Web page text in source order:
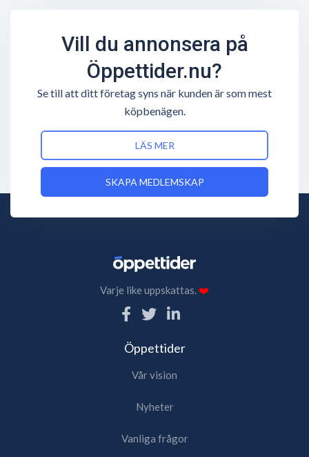
Vill du annonsera på
Öppettider.nu?
Se till att ditt företag syns när kunden är som mest
köpbenägen.
LÄS MER
SKAPA MEDLEMSKAP
Varje like uppskattas.❤️
Öppettider
Vår vision
Nyheter
Vanliga frågor